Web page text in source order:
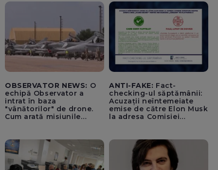
OBSERVATOR NEWS: O
echipă Observator a
intrat în baza
"vânătorilor" de drone.
Cum arată misiunile
ANTI-FAKE: Fact-
checking-ul săptămânii:
Acuzații neîntemeiate
emise de către Elon Musk
la adresa Comisiei
pentru instaurarea
„cenzurii” pe platforma X